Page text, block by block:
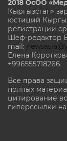
2018 ОсОО
Кыргызстан»
юстиций
регистрации
Шеф-редактор
mail:
Елена
+996555718266.
Все права
полных
цитирование
гиперссылки